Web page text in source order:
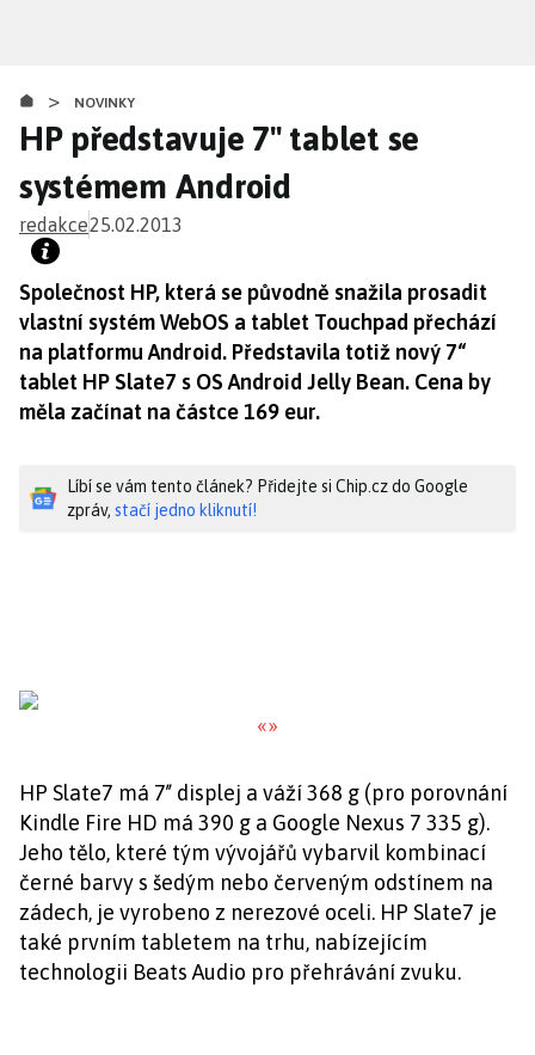
obsahu
> NOVINKY
HP představuje 7" tablet se
systémem Android
redakce25.02.2013
Společnost HP, která se původně snažila prosadit
vlastní systém WebOS a tablet Touchpad přechází
na platformu Android. Představila totiž nový 7“
tablet HP Slate7 s OS Android Jelly Bean. Cena by
měla začínat na částce 169 eur.
Líbí se vám tento článek? Přidejte si Chip.cz do Google
zpráv, stačí jedno kliknutí!
«»
HP Slate7 má 7ʺ displej a váží 368 g (pro porovnání
Kindle Fire HD má 390 g a Google Nexus 7 335 g).
Jeho tělo, které tým vývojářů vybarvil kombinací
černé barvy s šedým nebo červeným odstínem na
zádech, je vyrobeno z nerezové oceli. HP Slate7 je
také prvním tabletem na trhu, nabízejícím
technologii Beats Audio pro přehrávání zvuku.